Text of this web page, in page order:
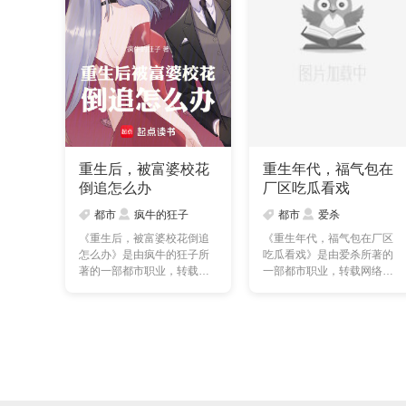
重生后，被富婆校花
倒追怎么办
都市
疯牛的狂子
《重生后，被富婆校花倒追
怎么办》是由疯牛的狂子所
著的一部都市职业，转载网
重生年代，福气包在
厂区吃瓜看戏
都市
爱杀
《重生年代，福气包在厂区
吃瓜看戏》是由爱杀所著的
一部都市职业，转载网络，